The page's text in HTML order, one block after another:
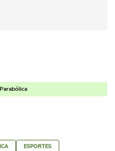
ESPORTES